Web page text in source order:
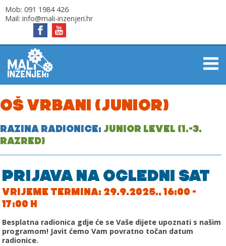
Mob: 091 1984 426
Mail: info@mali-inzenjeri.hr
OŠ VRBANI (JUNIOR)
RAZINA RADIONICE: JUNIOR LEVEL (1.-3.
RAZRED)
PRIJAVA NA OGLEDNI SAT
VRIJEME TERMINA: 29.9.2025., 16:00 -
17:00 H
Besplatna radionica gdje će se Vaše dijete upoznati s našim
programom! Javit ćemo Vam povratno točan datum
radionice.